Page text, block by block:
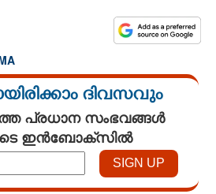
ദിവസവും
പ്രധാന സംഭവങ്ങൾ
ഇൻബോക്സിൽ